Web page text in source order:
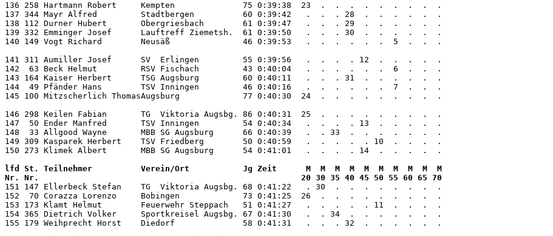
136 258 Hartmann Robert     Kempten              75 0:39:38  23  .  .  .  .  .  .  .  .  .
137 344 Mayr Alfred         Stadtbergen          60 0:39:42   .  .  . 28  .  .  .  .  .  .
138 112 Durner Hubert       Obergriesbach        61 0:39:47   .  .  . 29  .  .  .  .  .  .
139 332 Emminger Josef      Lauftreff Ziemetsh.  61 0:39:50   .  .  . 30  .  .  .  .  .  .
140 149 Vogt Richard        Neusäß               46 0:39:53   .  .  .  .  .  .  5  .  .  .
141 311 Aumiller Josef      SV  Erlingen         55 0:39:56   .  .  .  . 12  .  .  .  .  .
142  63 Beck Helmut         RSV Fischach         43 0:40:04   .  .  .  .  .  .  6  .  .  .
143 164 Kaiser Herbert      TSG Augsburg         60 0:40:11   .  .  . 31  .  .  .  .  .  .
144  49 Pfänder Hans        TSV Inningen         46 0:40:16   .  .  .  .  .  .  7  .  .  .
145 100 Mitzscherlich ThomasAugsburg             77 0:40:30  24  .  .  .  .  .  .  .  .  .
146 298 Keilen Fabian       TG  Viktoria Augsbg. 86 0:40:31  25  .  .  .  .  .  .  .  .  .
147  50 Ender Manfred       TSV Inningen         54 0:40:34   .  .  .  . 13  .  .  .  .  .
148  33 Allgood Wayne       MBB SG Augsburg      66 0:40:39   .  . 33  .  .  .  .  .  .  .
149 309 Kasparek Herbert    TSV Friedberg        50 0:40:59   .  .  .  .  . 10  .  .  .  .
lfd St. Teilnehmer          Verein/Ort           Jg Zeit      M  M  M  M  M  M  M  M  M  M
Nr. Nr.                                                      20 30 35 40 45 50 55 60 65 70
151 147 Ellerbeck Stefan    TG  Viktoria Augsbg. 68 0:41:22   . 30  .  .  .  .  .  .  .  .
152  70 Corazza Lorenzo     Bobingen             73 0:41:25  26  .  .  .  .  .  .  .  .  .
153 173 Klamt Helmut        Feuerwehr Steppach   51 0:41:27   .  .  .  .  . 11  .  .  .  .
154 365 Dietrich Volker     Sportkreisel Augsbg. 67 0:41:30   .  . 34  .  .  .  .  .  .  .
155 179 Weihprecht Horst    Diedorf              58 0:41:31   .  .  . 32  .  .  .  .  .  .